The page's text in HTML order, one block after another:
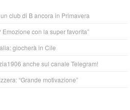
club di B ancora in Primavera
con la super favorita”
giocherà in Cile
anche sul canale Telegram!
“Grande motivazione”